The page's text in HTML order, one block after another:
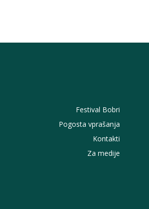
Festival Bobri
Pogosta vprašanja
Kontakti
Za medije